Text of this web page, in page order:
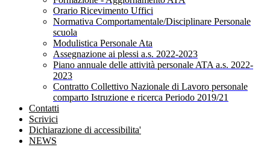
Orario Ricevimento Uffici
Normativa Comportamentale/Disciplinare Personale
scuola
Modulistica Personale Ata
Assegnazione ai plessi a.s. 2022-2023
Piano annuale delle attività personale ATA a.s. 2022-
2023
Contratto Collettivo Nazionale di Lavoro personale
comparto Istruzione e ricerca Periodo 2019/21
Contatti
Scrivici
Dichiarazione di accessibilita'
NEWS